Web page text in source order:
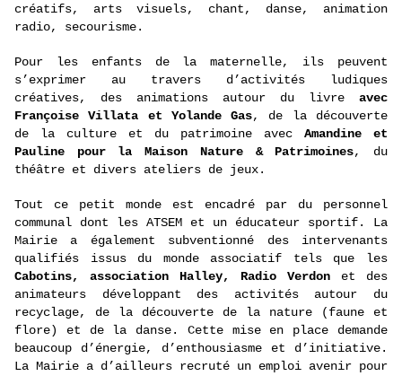
créatifs, arts visuels, chant, danse, animation
radio, secourisme.
Pour les enfants de la maternelle, ils peuvent
s’exprimer au travers d’activités ludiques
créatives, des animations autour du livre avec
Françoise Villata et Yolande Gas, de la découverte
de la culture et du patrimoine avec Amandine et
Pauline pour la Maison Nature & Patrimoines, du
théâtre et divers ateliers de jeux.
Tout ce petit monde est encadré par du personnel
communal dont les ATSEM et un éducateur sportif. La
Mairie a également subventionné des intervenants
qualifiés issus du monde associatif tels que les
Cabotins, association Halley, Radio Verdon et des
animateurs développant des activités autour du
recyclage, de la découverte de la nature (faune et
flore) et de la danse. Cette mise en place demande
beaucoup d’énergie, d’enthousiasme et d’initiative.
La Mairie a d’ailleurs recruté un emploi avenir pour